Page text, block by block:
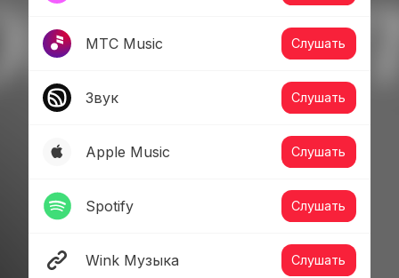
МТС Music Слушать
Звук Слушать
Apple Music Слушать
Spotify Слушать
Wink Музыка Слушать